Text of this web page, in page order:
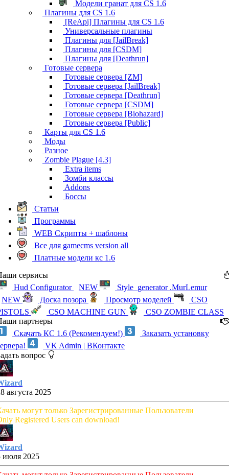
Модели гранат для CS 1.6
Плагины для CS 1.6
[ReApi] Плагины для CS 1.6
Универсальные плагины
Плагины для [JailBreak]
Плагины для [CSDM]
Плагины для [Deathrun]
Готовые сервера
Готовые сервера [ZM]
Готовые сервера [JailBreak]
Готовые сервера [Deathrun]
Готовые сервера [CSDM]
Готовые сервера [Biohazard]
Готовые сервера [Public]
Карты для CS 1.6
Моды
Разное
Zombie Plague [4.3]
Extra items
Зомби классы
Addons
Боссы
Статьи
Программы
WEB Скрипты + шаблоны
Все для gamecms version all
Платные модели кс 1.6
сервисы
Hud Configurator
NEW
Style_generator .MurLemur
NEW
Доска позора Просмотр моделей
CSO
CSO MACHINE GUN
CSO ZOMBIE CLASS
партнеры
Скачать КС 1.6 (Рекомендуем!)
Заказать установку
VK Admin | ВКонтакте
вопрос
августа 2025
могут только Зарегистрированные Пользователи
Registered Users can download!
июля 2025